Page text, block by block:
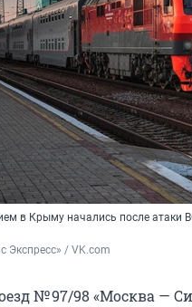
в Крыму начались после атаки
Экспресс» / VK.com
№ 97/98 «Москва —